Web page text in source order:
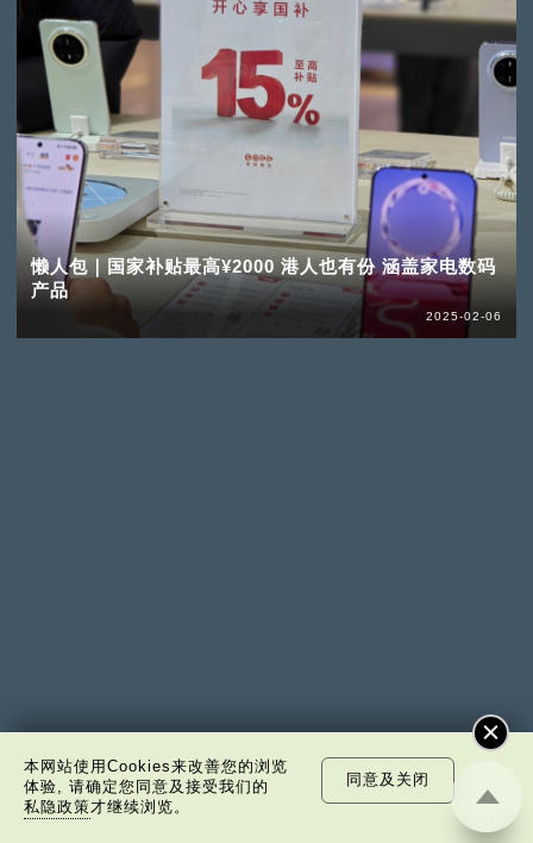
懒人包｜国家补贴最高¥2000 港人也有份 涵盖家电数码
产品
2025-02-06
本网站使用Cookies来改善您的浏览
体验, 请确定您同意及接受我们的
私隐政策才继续浏览。
同意及关闭